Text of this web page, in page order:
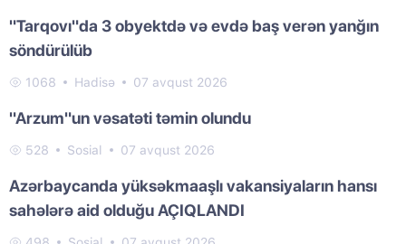
"Tarqovı"da 3 obyektdə və evdə baş verən yanğın
söndürülüb
1068 Hadisə 07 avqust 2026
"Arzum"un vəsatəti təmin olundu
528 Sosial 07 avqust 2026
Azərbaycanda yüksəkmaaşlı vakansiyaların hansı
sahələrə aid olduğu AÇIQLANDI